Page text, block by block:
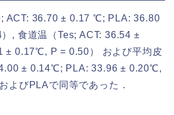
ACT: 36.70 ± 0.17 ℃; PLA: 36.80
, 食道温（Tes; ACT: 36.54 ±
0.17℃, P = 0.50） および平均皮
± 0.14℃; PLA: 33.96 ± 0.20℃,
よびPLAで同等であった．